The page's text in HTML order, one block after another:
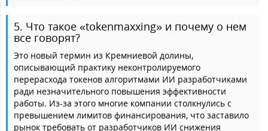
5. Что такое «tokenmaxxing» и почему о нем
все говорят?
Это новый термин из Кремниевой долины,
описывающий практику неконтролируемого
перерасхода токенов алгоритмами ИИ разработчиками
ради незначительного повышения эффективности
работы. Из-за этого многие компании столкнулись с
превышением лимитов финансирования, что заставило
рынок требовать от разработчиков ИИ снижения